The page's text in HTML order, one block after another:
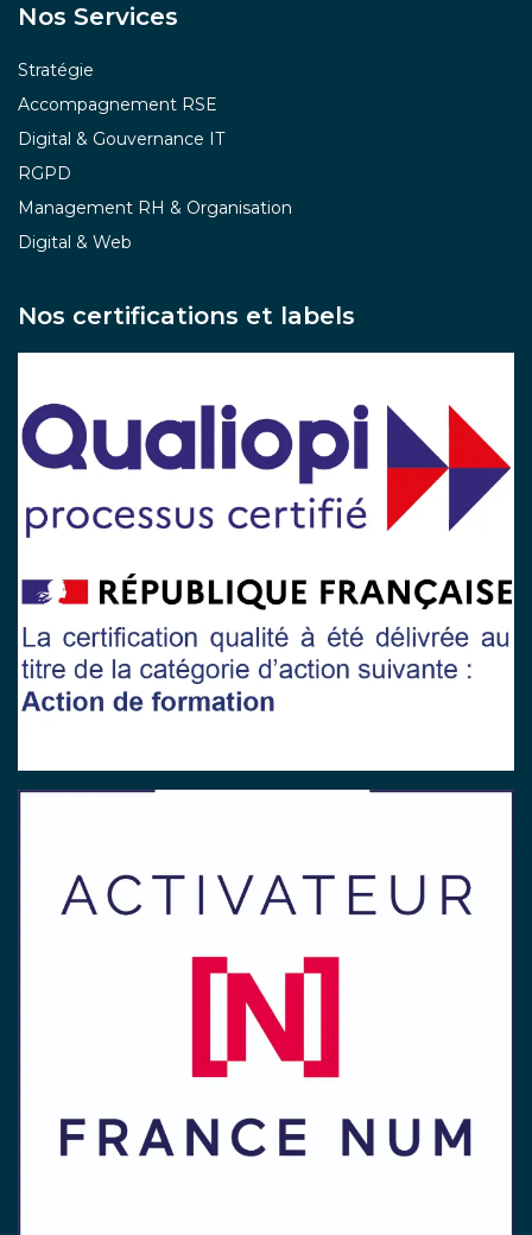
Nos Services
Stratégie
Accompagnement RSE
Digital & Gouvernance IT
RGPD
Management RH & Organisation
Digital & Web
Nos certifications et labels